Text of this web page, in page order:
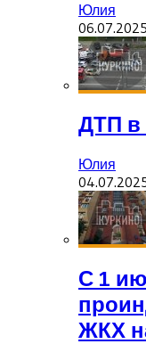
Юлия
06.07.2025
ДТП в
Юлия
С 1
ЖКХ